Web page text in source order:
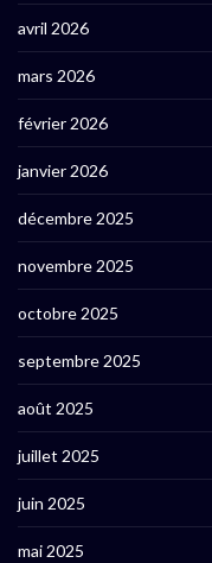
avril 2026
mars 2026
février 2026
janvier 2026
décembre 2025
novembre 2025
octobre 2025
septembre 2025
août 2025
juillet 2025
juin 2025
mai 2025